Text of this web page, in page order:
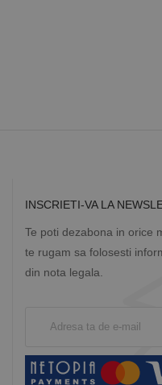
INSCRIETI-VA LA
Te poti dezabona in orice
te rugam sa folosesti
din nota legala.